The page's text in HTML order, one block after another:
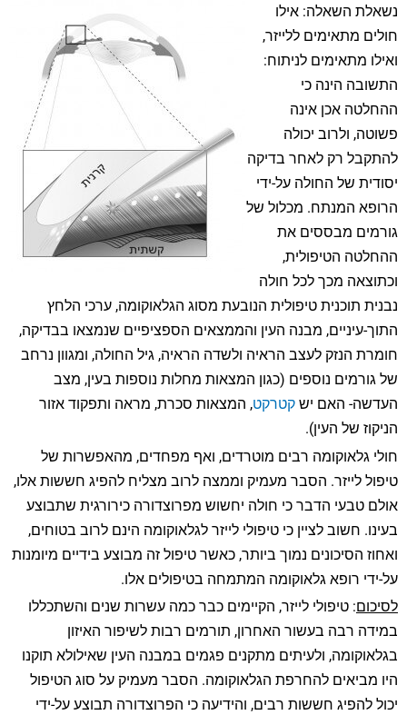
נשאלת השאלה: אילו
חולים מתאימים ללייזר,
ואילו מתאימים לניתוח:
התשובה הינה כי
ההחלטה אכן אינה
פשוטה, ולרוב יכולה
להתקבל רק לאחר בדיקה
יסודית של החולה על-ידי
הרופא המנתח. מכלול של
גורמים מבססים את
ההחלטה הטיפולית,
וכתוצאה מכך לכל חולה
נבנית תוכנית טיפולית הנובעת מסוג הגלאוקומה, ערכי הלחץ
התוך-עיניים, מבנה העין והממצאים הספציפיים שנמצאו בבדיקה,
חומרת הנזק לעצב הראיה ולשדה הראיה, גיל החולה, ומגוון נרחב
של גורמים נוספים (כגון המצאות מחלות נוספות בעין, מצב
העדשה- האם ישקטרקט, המצאות סכרת, מראה ותפקוד אזור
הניקוז של העין).
חולי גלאוקומה רבים מוטרדים, ואף מפחדים, מהאפשרות של
טיפול לייזר. הסבר מעמיק וממצה לרוב מצליח להפיג חששות אלו,
אולם טבעי הדבר כי חולה יחשוש מפרוצדורה כירורגית שתבוצע
בעינו. חשוב לציין כי טיפולי לייזר לגלאוקומה הינם לרוב בטוחים,
ואחוז הסיכונים נמוך ביותר, כאשר טיפול זה מבוצע בידיים מיומנות
על-ידי רופא גלאוקומה המתמחה בטיפולים אלו.
לסיכום: טיפולי לייזר, הקיימים כבר כמה עשרות שנים והשתכללו
במידה רבה בעשור האחרון, תורמים רבות לשיפור האיזון
בגלאוקומה, ולעיתים מתקנים פגמים במבנה העין שאילולא תוקנו
היו מביאים להחרפת הגלאוקומה. הסבר מעמיק על סוג הטיפול
יכול להפיג חששות רבים, והידיעה כי הפרוצדורה תבוצע על-ידי